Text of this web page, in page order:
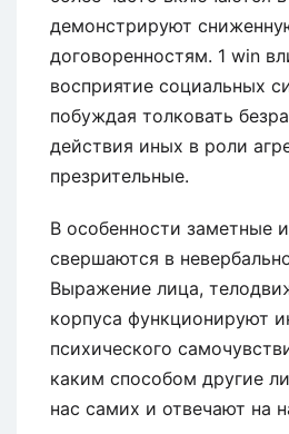
демонстрируют
договоренностям. 1 win
восприятие социальных
побуждая толковать
действия иных в роли
презрительные.
В особенности заметные
свершаются в
Выражение лица,
корпуса функционируют
психического
каким способом другие
нас самих и отвечают на